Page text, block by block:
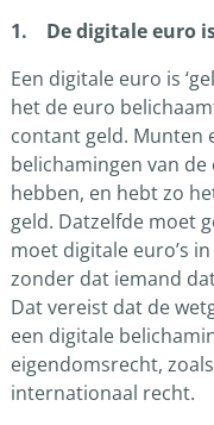
1. De digitale euro
Een digitale euro is
het de euro
contant geld. Munten
belichamingen van de
hebben, en hebt zo
geld. Datzelfde moet
moet digitale euro’s
zonder dat iemand
Dat vereist dat de
een digitale
eigendomsrecht,
internationaal recht.